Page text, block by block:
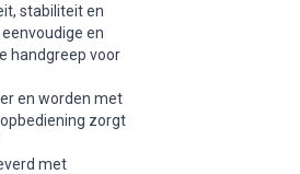
stabiliteit en
en
handgreep voor
en worden met
zorgt
met